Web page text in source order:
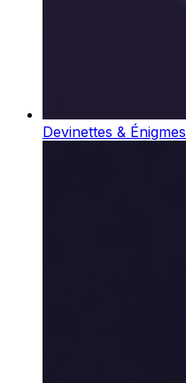
Devinettes & Énigmes